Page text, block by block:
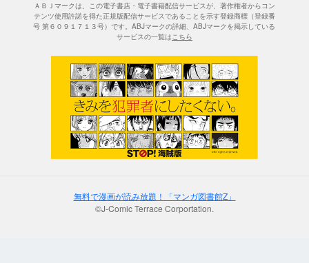
ＡＢＪマークは、この電子書店・電子書籍配信サービスが、著作権者からコン
テンツ使用許諾を得た正規版配信サービスであることを示す登録商標（登録番
号 第６０９１７１３号）です。ABJマークの詳細、ABJマークを掲示している
サービスの一覧はこちら
無料で漫画が読み放題！「マンガ図書館Z」
©J-Comic Terrace Corportation.